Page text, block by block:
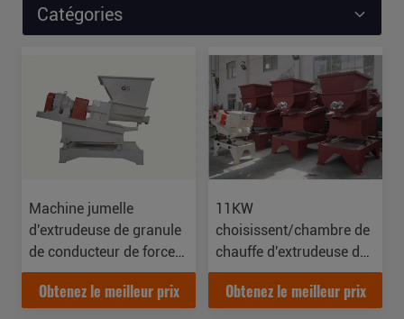
Catégories
Machine jumelle
d'extrudeuse de granule
de conducteur de force
de vis avec la capacité
de 100 -300kg/H
Obtenez le meilleur prix
11KW
choisissent/chambre de
chauffe d'extrudeuse de
conducteur de force vis
de jumeau pour le LDPE
Obtenez le meilleur prix